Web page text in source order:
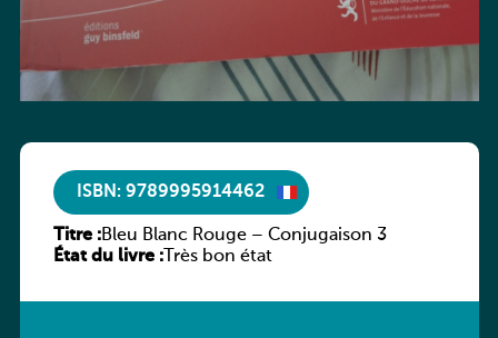
ISBN: 9789995914462
Titre :Bleu Blanc Rouge – Conjugaison 3
État du livre :Très bon état